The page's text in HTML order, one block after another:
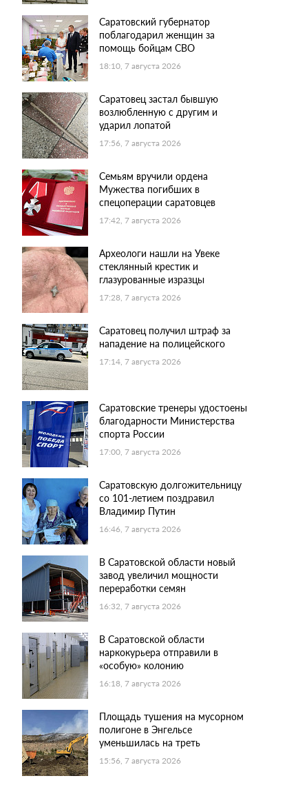
Саратовский губернатор
поблагодарил женщин за
помощь бойцам СВО
18:10, 7 августа 2026
Саратовец застал бывшую
возлюбленную с другим и
ударил лопатой
17:56, 7 августа 2026
Семьям вручили ордена
Мужества погибших в
спецоперации саратовцев
17:42, 7 августа 2026
Археологи нашли на Увеке
стеклянный крестик и
глазурованные изразцы
17:28, 7 августа 2026
Саратовец получил штраф за
нападение на полицейского
17:14, 7 августа 2026
Саратовские тренеры удостоены
благодарности Министерства
спорта России
17:00, 7 августа 2026
Саратовскую долгожительницу
со 101-летием поздравил
Владимир Путин
16:46, 7 августа 2026
В Саратовской области новый
завод увеличил мощности
переработки семян
16:32, 7 августа 2026
В Саратовской области
наркокурьера отправили в
«особую» колонию
16:18, 7 августа 2026
Площадь тушения на мусорном
полигоне в Энгельсе
уменьшилась на треть
15:56, 7 августа 2026